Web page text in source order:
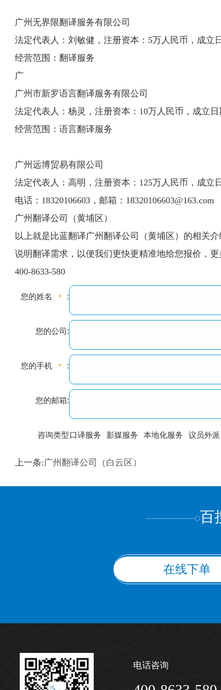
广州无界限翻译服务有限公司
法定代表人：刘敏健，注册资本：5万人民币，成立
经营范围：翻译服务
广
广州市新罗语言翻译服务有限公司
法定代表人：杨灵，注册资本：10万人民币，成立日
经营范围：语言翻译服务
广州远博贸易有限公司
法定代表人：高明，注册资本：125万人民币，成立
电话：18320106603，邮箱： 18320106603@163.com
广州翻译公司（黄埔区）
以上就是比蓝翻译广州翻译公司（黄埔区）的相关
说明翻译需求，以便我们更快更精准地给您报价，
400-8633-580
您的姓名 :
您的公司:
您的手机 :
您的邮箱:
咨询类型口译服务 影媒服务 本地化服务 议员外派
训翻译 标准级 专业级
上一条:广州翻译公司（白云区）
百
在线下单
电话咨询